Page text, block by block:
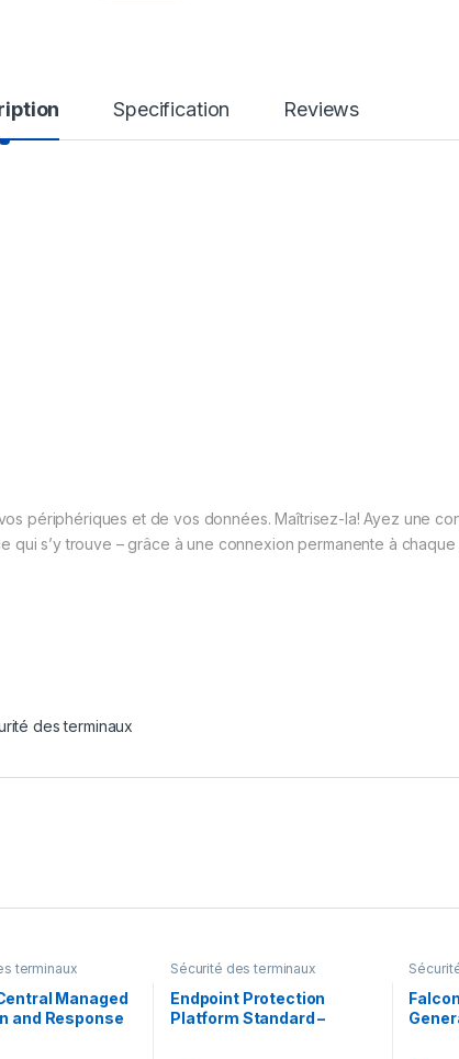
Specification Reviews
périphériques et de vos données. Maîtrisez-la! Ayez une
qui s’y trouve – grâce à une connexion permanente à
des terminaux
terminaux
Managed
and Response
Sécurité des terminaux
Endpoint Protection
Platform Standard –